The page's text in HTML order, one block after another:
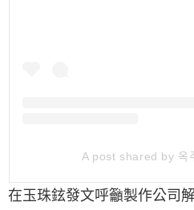
A post shared by
在玉珠鉉發文呼籲製作公司